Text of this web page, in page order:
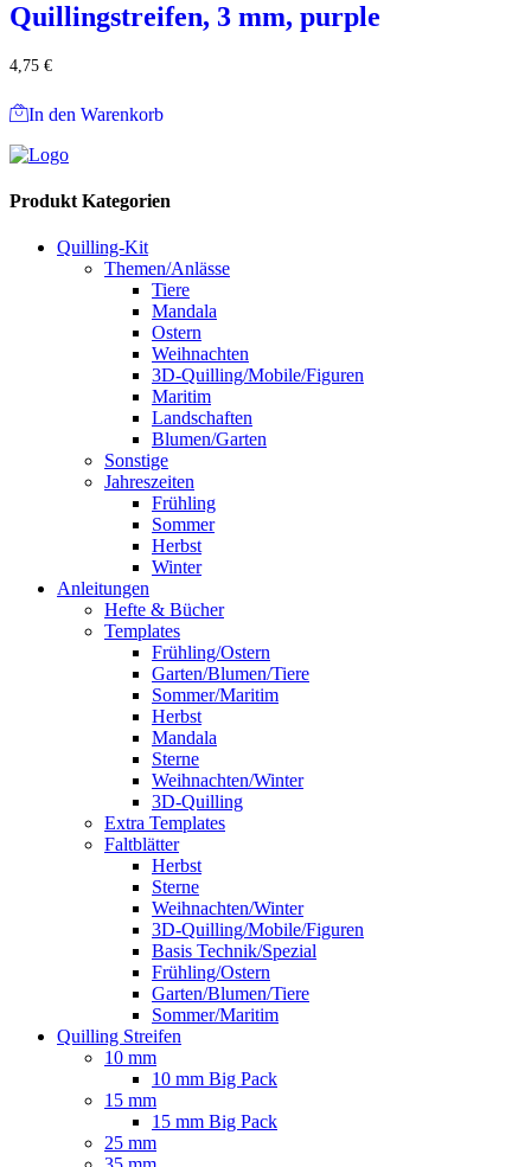
Quillingstreifen, 3 mm, purple
4,75 €
In den Warenkorb
Produkt Kategorien
Quilling-Kit
Themen/Anlässe
Tiere
Mandala
Ostern
Weihnachten
3D-Quilling/Mobile/Figuren
Maritim
Landschaften
Blumen/Garten
Sonstige
Jahreszeiten
Frühling
Sommer
Herbst
Winter
Anleitungen
Hefte & Bücher
Templates
Frühling/Ostern
Garten/Blumen/Tiere
Sommer/Maritim
Herbst
Mandala
Sterne
Weihnachten/Winter
3D-Quilling
Extra Templates
Faltblätter
Herbst
Sterne
Weihnachten/Winter
3D-Quilling/Mobile/Figuren
Basis Technik/Spezial
Frühling/Ostern
Garten/Blumen/Tiere
Sommer/Maritim
Quilling Streifen
10 mm
10 mm Big Pack
15 mm
15 mm Big Pack
25 mm